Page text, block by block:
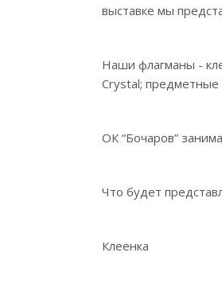
выставке мы
Наши флагманы -
Crystal; предметные
ОК “Бочаров”
Что будет
Клеенка